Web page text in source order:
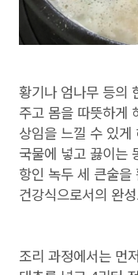
황기나 엄나무 등의
주고 몸을 따뜻하게
상임을 느낄 수 있게
국물에 넣고 끓이는
항인 녹두 세 큰술
건강식으로서의 완
조리 과정에서는 먼